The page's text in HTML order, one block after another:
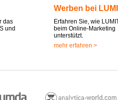
das
und
Werben bei
Erfahren Sie, wie
beim Online-Marketing
unterstützt.
mehr erfahren >